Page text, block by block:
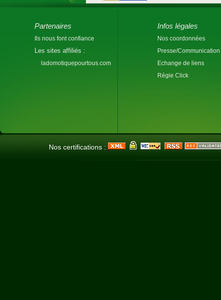
Partenaires
Ils nous font confiance
Les sites affiliés :
ladomotiquepourtous.com
Infos légales
Nos coordonnées
Presse/Communication
Echange de liens
Régie Click
Nos certifications :